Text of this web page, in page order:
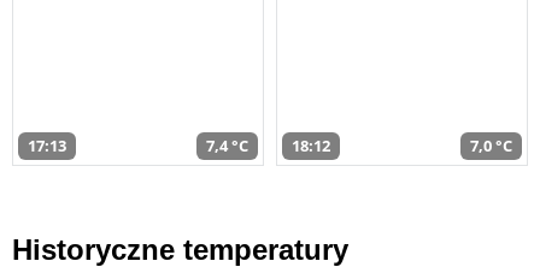
17:13 7,4 °C 18:12 7,0 °C
Historyczne temperatury